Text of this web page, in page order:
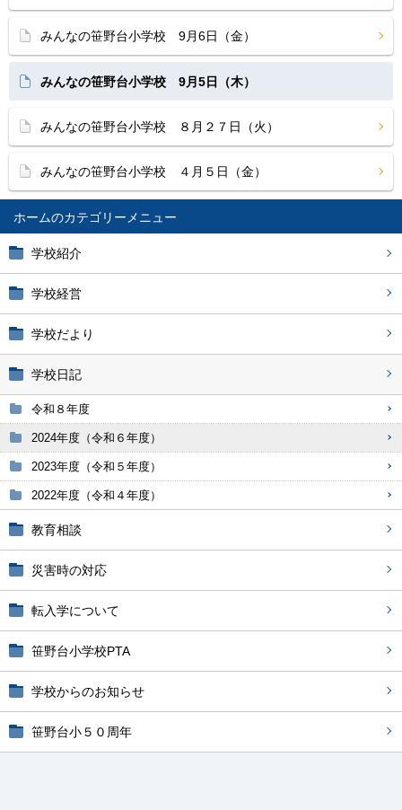
ホーム
学校紹介
学校経営
学校だより
学校日記
令和８年度
2024年度（令和６年度）
2023年度（令和５年度）
2022年度（令和４年度）
教育相談
災害時の対応
転入学について
笹野台小学校PTA
学校からのお知らせ
笹野台小５０周年
みんなの笹野台小学校 9月6日（金）
みんなの笹野台小学校 9月5日（木）
みんなの笹野台小学校 ８月２７日（火）
みんなの笹野台小学校 ４月５日（金）